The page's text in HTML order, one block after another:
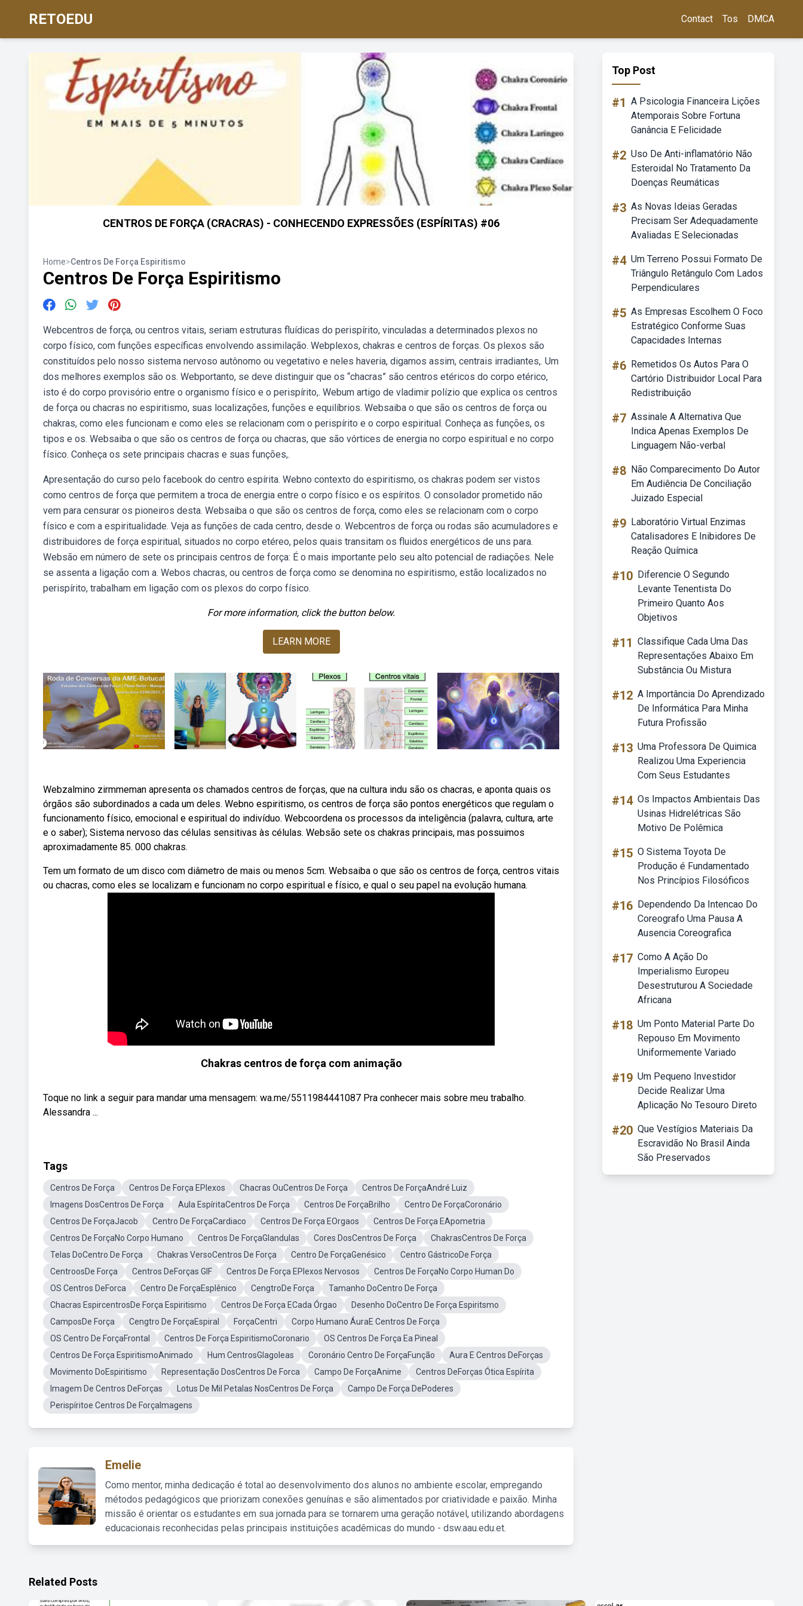
RETOEDU Contact Tos DMCA
CENTROS DE FORÇA (CRACRAS) - CONHECENDO EXPRESSÕES (ESPÍRITAS) #06
Home>Centros De Força Espiritismo
Centros De Força Espiritismo
Webcentros de força, ou centros vitais, seriam estruturas fluídicas do perispírito, vinculadas a determinados plexos no
corpo físico, com funções específicas envolvendo assimilação. Webplexos, chakras e centros de forças. Os plexos são
constituídos pelo nosso sistema nervoso autônomo ou vegetativo e neles haveria, digamos assim, centrais irradiantes,. Um
dos melhores exemplos são os. Webportanto, se deve distinguir que os “chacras” são centros etéricos do corpo etérico,
isto é do corpo provisório entre o organismo físico e o perispírito,. Webum artigo de vladimir polízio que explica os centros
de força ou chacras no espiritismo, suas localizações, funções e equilíbrios. Websaiba o que são os centros de força ou
chakras, como eles funcionam e como eles se relacionam com o perispírito e o corpo espiritual. Conheça as funções, os
tipos e os. Websaiba o que são os centros de força ou chacras, que são vórtices de energia no corpo espiritual e no corpo
físico. Conheça os sete principais chacras e suas funções,.
Apresentação do curso pelo facebook do centro espírita. Webno contexto do espiritismo, os chakras podem ser vistos
como centros de força que permitem a troca de energia entre o corpo físico e os espíritos. O consolador prometido não
vem para censurar os pioneiros desta. Websaiba o que são os centros de força, como eles se relacionam com o corpo
físico e com a espiritualidade. Veja as funções de cada centro, desde o. Webcentros de força ou rodas são acumuladores e
distribuidores de força espiritual, situados no corpo etéreo, pelos quais transitam os fluidos energéticos de uns para.
Websão em número de sete os principais centros de força: É o mais importante pelo seu alto potencial de radiações. Nele
se assenta a ligação com a. Webos chacras, ou centros de força como se denomina no espiritismo, estão localizados no
perispírito, trabalham em ligação com os plexos do corpo físico.
For more information, click the button below.
LEARN MORE
Webzalmino zirmmeman apresenta os chamados centros de forças, que na cultura indu são os chacras, e aponta quais os
órgãos são subordinados a cada um deles. Webno espiritismo, os centros de força são pontos energéticos que regulam o
funcionamento físico, emocional e espiritual do indivíduo. Webcoordena os processos da inteligência (palavra, cultura, arte
e o saber); Sistema nervoso das células sensitivas às células. Websão sete os chakras principais, mas possuimos
aproximadamente 85. 000 chakras.
Tem um formato de um disco com diâmetro de mais ou menos 5cm. Websaiba o que são os centros de força, centros vitais
ou chacras, como eles se localizam e funcionam no corpo espiritual e físico, e qual o seu papel na evolução humana.
Chakras centros de força com animação
Toque no link a seguir para mandar uma mensagem: wa.me/5511984441087 Pra conhecer mais sobre meu trabalho.
Alessandra ...
Tags
Centros De Força Centros De Força EPlexos Chacras OuCentros De Força
Centros De ForçaAndré Luiz
Imagens DosCentros De Força
Aula EspíritaCentros De Força Centros De ForçaBrilho
Centro De ForçaCoronário
Centros De ForçaJacob
Centro De ForçaCardiaco Centros De Força EOrgaos
Centros De Força EApometria
Centros De ForçaNo Corpo Humano
Centros De ForçaGlandulas Cores DosCentros De Força
ChakrasCentros De Força
Telas DoCentro De Força
Chakras VersoCentros De Força Centro De ForçaGenésico
Centro GástricoDe Força
CentroosDe Força
Centros DeForças GIF Centros De Força EPlexos Nervosos
Centros De ForçaNo Corpo Human Do
OS Centros DeForca
Centro De ForçaEsplênico CengtroDe Força
Tamanho DoCentro De Força
Chacras EspircentrosDe Força Espiritismo
Centros De Força ECada Órgao
Desenho DoCentro De Força Espiritsmo
CamposDe Força
Cengtro De ForçaEspiral ForçaCentri
Corpo Humano ÁuraE Centros De Força
OS Centro De ForçaFrontal
Centros De Força EspiritismoCoronario
OS Centros De Força Ea Pineal
Centros De Força EspiritismoAnimado
Hum CentrosGlagoleas Coronário Centro De ForçaFunção
Aura E Centros DeForças
Movimento DoEspiritismo
Representação DosCentros De Forca Campo De ForçaAnime
Centros DeForças Ótica Espírita
Imagem De Centros DeForças
Lotus De Mil Petalas NosCentros De Força
Campo De Força DePoderes
Perispíritoe Centros De ForçaImagens
Emelie
Como mentor, minha dedicação é total ao desenvolvimento dos alunos no ambiente escolar, empregando
métodos pedagógicos que priorizam conexões genuínas e são alimentados por criatividade e paixão. Minha
missão é orientar os estudantes em sua jornada para se tornarem uma geração notável, utilizando abordagens
educacionais reconhecidas pelas principais instituições acadêmicas do mundo - dsw.aau.edu.et.
Top Post
#1 A Psicologia Financeira Lições
Atemporais Sobre Fortuna
Ganância E Felicidade
#2 Uso De Anti-inflamatório Não
Esteroidal No Tratamento Da
Doenças Reumáticas
#3 As Novas Ideias Geradas
Precisam Ser Adequadamente
Avaliadas E Selecionadas
#4 Um Terreno Possui Formato De
Triângulo Retângulo Com Lados
Perpendiculares
#5 As Empresas Escolhem O Foco
Estratégico Conforme Suas
Capacidades Internas
#6 Remetidos Os Autos Para O
Cartório Distribuidor Local Para
Redistribuição
#7 Assinale A Alternativa Que
Indica Apenas Exemplos De
Linguagem Não-verbal
#8 Não Comparecimento Do Autor
Em Audiência De Conciliação
Juizado Especial
#9 Laboratório Virtual Enzimas
Catalisadores E Inibidores De
Reação Química
#10 Diferencie O Segundo
Levante Tenentista Do
Primeiro Quanto Aos
Objetivos
#11 Classifique Cada Uma Das
Representações Abaixo Em
Substância Ou Mistura
#12 A Importância Do Aprendizado
De Informática Para Minha
Futura Profissão
#13 Uma Professora De Quimica
Realizou Uma Experiencia
Com Seus Estudantes
#14 Os Impactos Ambientais Das
Usinas Hidrelétricas São
Motivo De Polêmica
#15 O Sistema Toyota De
Produção é Fundamentado
Nos Princípios Filosóficos
#16 Dependendo Da Intencao Do
Coreografo Uma Pausa A
Ausencia Coreografica
#17 Como A Ação Do
Imperialismo Europeu
Desestruturou A Sociedade
Africana
#18 Um Ponto Material Parte Do
Repouso Em Movimento
Uniformemente Variado
#19 Um Pequeno Investidor
Decide Realizar Uma
Aplicação No Tesouro Direto
#20 Que Vestígios Materiais Da
Escravidão No Brasil Ainda
São Preservados
Related Posts